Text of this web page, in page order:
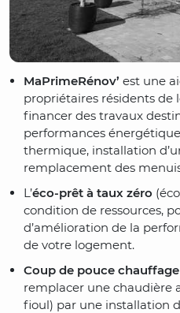
MaPrimeRénov’ est une
propriétaires résidents de
financer des travaux
performances
thermique, installation
remplacement des
L’éco-prêt à taux zéro
condition de ressources,
d’amélioration de la
de votre logement.
Coup de pouce chauffage
remplacer une chaudière
fioul) par une installation